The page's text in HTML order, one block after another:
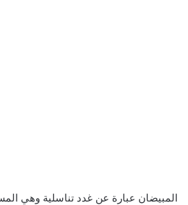
المبيضان عبارة عن غدد تناسلية وهي